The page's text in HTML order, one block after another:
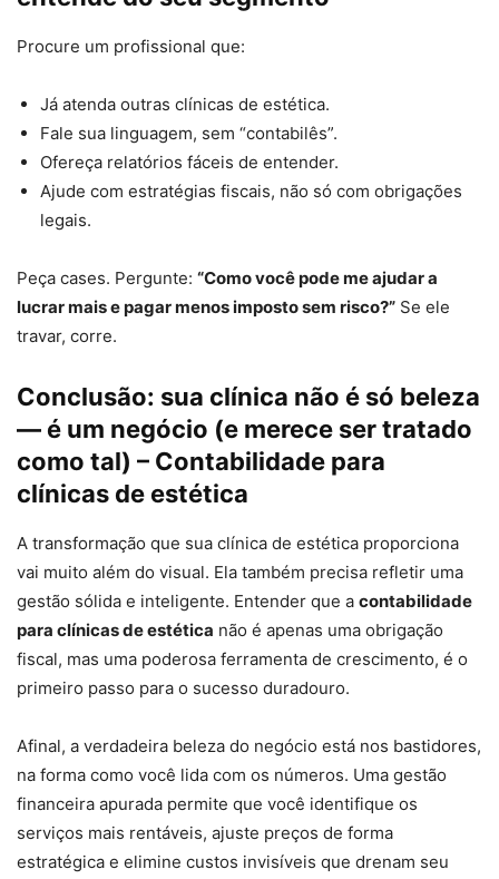
Procure um profissional que:
Já atenda outras clínicas de estética.
Fale sua linguagem, sem “contabilês”.
Ofereça relatórios fáceis de entender.
Ajude com estratégias fiscais, não só com obrigações
legais.
Peça cases. Pergunte: “Como você pode me ajudar a
lucrar mais e pagar menos imposto sem risco?” Se ele
travar, corre.
Conclusão: sua clínica não é só beleza
— é um negócio (e merece ser tratado
como tal) – Contabilidade para
clínicas de estética
A transformação que sua clínica de estética proporciona
vai muito além do visual. Ela também precisa refletir uma
gestão sólida e inteligente. Entender que a contabilidade
para clínicas de estética não é apenas uma obrigação
fiscal, mas uma poderosa ferramenta de crescimento, é o
primeiro passo para o sucesso duradouro.
Afinal, a verdadeira beleza do negócio está nos bastidores,
na forma como você lida com os números. Uma gestão
financeira apurada permite que você identifique os
serviços mais rentáveis, ajuste preços de forma
estratégica e elimine custos invisíveis que drenam seu